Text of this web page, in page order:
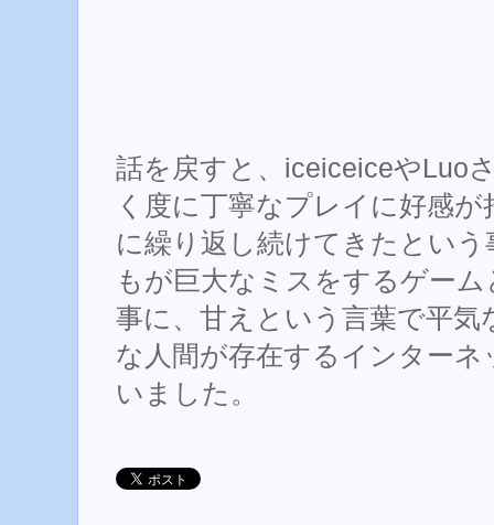
話を戻すと、iceiceiceやLuo
く度に丁寧なプレイに好感
に繰り返し続けてきたとい
もが巨大なミスをするゲー
事に、甘えという言葉で平
な人間が存在するインター
いました。